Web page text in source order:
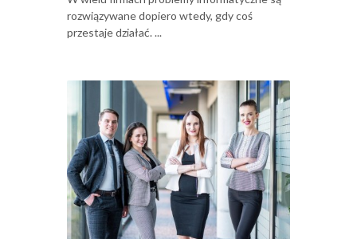
rozwiązywane dopiero wtedy, gdy coś
przestaje działać. ...